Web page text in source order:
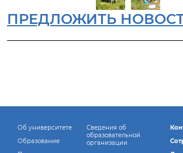
ПРЕДЛОЖИТЬ
Об университете
Образование
Сведения об
образовательной
организации